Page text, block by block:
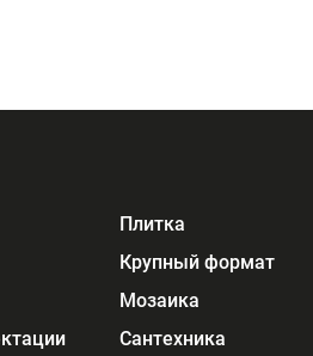
Плитка
Крупный формат
Мозаика
Сантехника